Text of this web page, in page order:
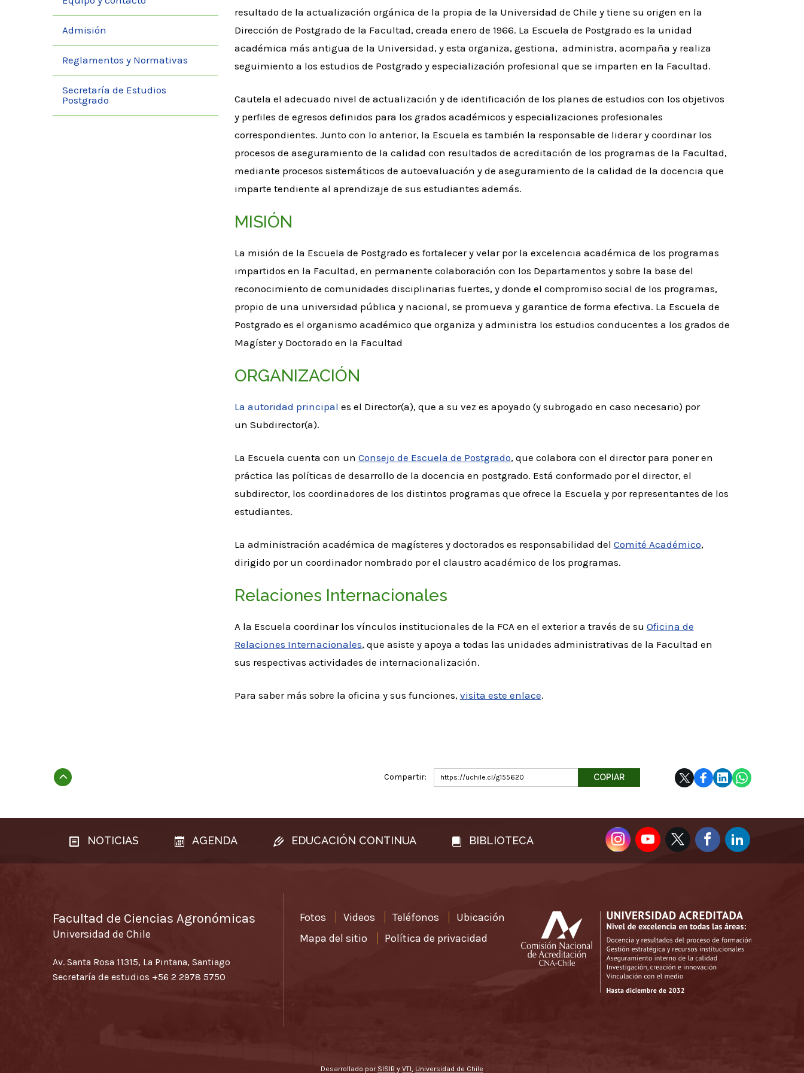
Admisión
Reglamentos y Normativas
Secretaría de Estudios
Postgrado
resultado de la actualización orgánica de la propia de la Universidad de Chile y tiene su origen en la
Dirección de Postgrado de la Facultad, creada enero de 1966. La Escuela de Postgrado es la unidad
académica más antigua de la Universidad, y esta organiza, gestiona, administra, acompaña y realiza
seguimiento a los estudios de Postgrado y especialización profesional que se imparten en la Facultad.
Cautela el adecuado nivel de actualización y de identificación de los planes de estudios con los objetivos
y perfiles de egresos definidos para los grados académicos y especializaciones profesionales
correspondientes. Junto con lo anterior, la Escuela es también la responsable de liderar y coordinar los
procesos de aseguramiento de la calidad con resultados de acreditación de los programas de la Facultad,
mediante procesos sistemáticos de autoevaluación y de aseguramiento de la calidad de la docencia que
imparte tendiente al aprendizaje de sus estudiantes además.
MISIÓN
La misión de la Escuela de Postgrado es fortalecer y velar por la excelencia académica de los programas
impartidos en la Facultad, en permanente colaboración con los Departamentos y sobre la base del
reconocimiento de comunidades disciplinarias fuertes, y donde el compromiso social de los programas,
propio de una universidad pública y nacional, se promueva y garantice de forma efectiva. La Escuela de
Postgrado es el organismo académico que organiza y administra los estudios conducentes a los grados de
Magíster y Doctorado en la Facultad
ORGANIZACIÓN
La autoridad principal es el Director(a), que a su vez es apoyado (y subrogado en caso necesario) por
un Subdirector(a).
La Escuela cuenta con un Consejo de Escuela de Postgrado, que colabora con el director para poner en
práctica las políticas de desarrollo de la docencia en postgrado. Está conformado por el director, el
subdirector, los coordinadores de los distintos programas que ofrece la Escuela y por representantes de los
estudiantes.
La administración académica de magísteres y doctorados es responsabilidad del Comité Académico,
dirigido por un coordinador nombrado por el claustro académico de los programas.
Relaciones Internacionales
A la Escuela coordinar los vínculos institucionales de la FCA en el exterior a través de su Oficina de
Relaciones Internacionales, que asiste y apoya a todas las unidades administrativas de la Facultad en
sus respectivas actividades de internacionalización.
Para saber más sobre la oficina y sus funciones, visita este enlace.
Subir Compartir: https://uchile.cl/g155620 COPIAR
NOTICIAS AGENDA EDUCACIÓN CONTINUA BIBLIOTECA
Facultad de Ciencias Agronómicas
Universidad de Chile
Av. Santa Rosa 11315, La Pintana, Santiago
Secretaría de estudios +56 2 2978 5750
Fotos Videos Teléfonos
Ubicación
Mapa del sitio
Política de privacidad
Desarrollado por SISIB y VTI, Universidad de Chile